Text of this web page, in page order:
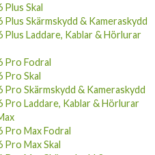
Plus Skal
Plus Skärmskydd & Kameraskydd
Plus Laddare, Kablar & Hörlurar
Pro Fodral
Pro Skal
Pro Skärmskydd & Kameraskydd
Pro Laddare, Kablar & Hörlurar
Pro Max Fodral
Pro Max Skal